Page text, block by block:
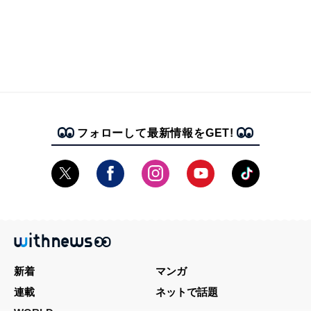
フォローして最新情報をGET!
新着
マンガ
連載
ネットで話題